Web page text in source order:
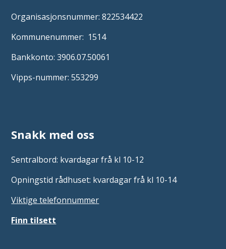
Organisasjonsnummer: 822534422
Kommunenummer: 1514
Bankkonto: 3906.07.50061
Vipps-nummer: 553299
Snakk med oss
Sentralbord: kvardagar frå kl 10-12
Opningstid rådhuset: kvardagar frå kl 10-14
Viktige telefonnummer
Finn tilsett